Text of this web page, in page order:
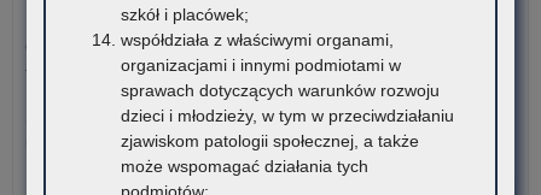
3 sierpnia 2026
Ogólnopolski Konkurs Filmowy „Wieś mnie kręci, ja kręcę
wieś”
Stowarzyszenie „Kulturalne Ponidzie” w Chrobrzu zaprasza do
udziału w Ogólnopolskim…
szkół i placówek;
współdziała z właściwymi organami,
organizacjami i innymi podmiotami w
sprawach dotyczących warunków rozwoju
dzieci i młodzieży, w tym w przeciwdziałaniu
zjawiskom patologii społecznej, a także
może wspomagać działania tych
podmiotów;